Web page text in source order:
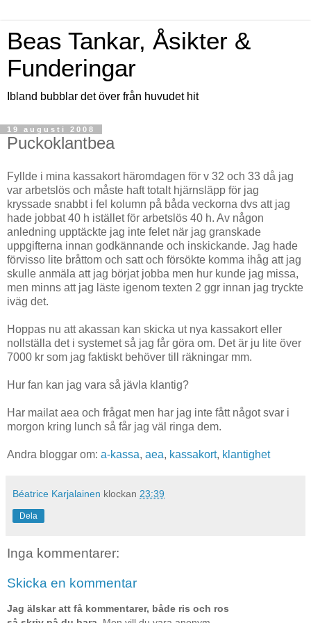
Beas Tankar, Åsikter &
Funderingar
Ibland bubblar det över från huvudet hit
19 augusti 2008
Puckoklantbea
Fyllde i mina kassakort häromdagen för v 32 och 33 då jag
var arbetslös och måste haft totalt hjärnsläpp för jag
kryssade snabbt i fel kolumn på båda veckorna dvs att jag
hade jobbat 40 h istället för arbetslös 40 h. Av någon
anledning upptäckte jag inte felet när jag granskade
uppgifterna innan godkännande och inskickande. Jag hade
förvisso lite bråttom och satt och försökte komma ihåg att jag
skulle anmäla att jag börjat jobba men hur kunde jag missa,
men minns att jag läste igenom texten 2 ggr innan jag tryckte
iväg det.
Hoppas nu att akassan kan skicka ut nya kassakort eller
nollställa det i systemet så jag får göra om. Det är ju lite över
7000 kr som jag faktiskt behöver till räkningar mm.
Hur fan kan jag vara så jävla klantig?
Har mailat aea och frågat men har jag inte fått något svar i
morgon kring lunch så får jag väl ringa dem.
Andra bloggar om: a-kassa, aea, kassakort, klantighet
Béatrice Karjalainen klockan 23:39
Dela
Inga kommentarer:
Skicka en kommentar
Jag älskar att få kommentarer, både ris och ros